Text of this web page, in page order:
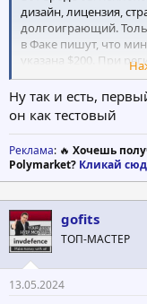
дизайн, лицензия,
долгоиграющий.
в Факе пишут, что
указана $200. При
не работает, как и
штучки, описанные
не всё ясно. В факе
ежедневная прибыль
тоже! Чушь какая-то.
образом, погружаясь
Ну так и есть,
он как тестовый
Реклама: 🔥 Хочешь
Polymarket? Кликай
gofits
ТОП-МАСТЕР
13.05.2024